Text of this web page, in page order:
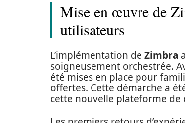
Mise en œuvre de
utilisateurs
L’implémentation de Zimbra
soigneusement orchestrée.
été mises en place pour
offertes. Cette démarche a
cette nouvelle plateforme de